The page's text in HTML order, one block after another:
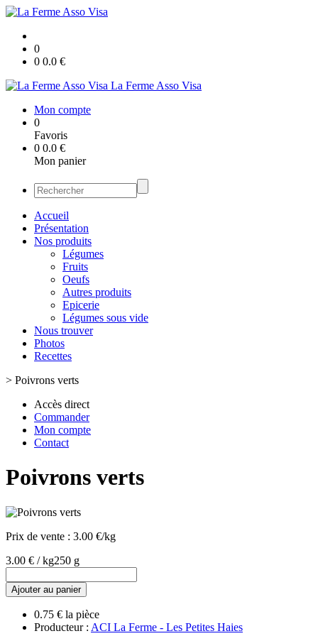
0
0 0.0 €
La Ferme Asso Visa
Mon compte
0
Favoris
0 0.0 €
Mon panier
Accueil
Présentation
Nos produits
Légumes
Fruits
Oeufs
Autres produits
Epicerie
Légumes sous vide
Nous trouver
Photos
Recettes
> Poivrons verts
Accès direct
Commander
Mon compte
Contact
Poivrons verts
Prix de vente : 3.00 €/kg
3.00 € / kg250 g
Ajouter au panier
0.75 € la pièce
Producteur : ACI La Ferme - Les Petites Haies